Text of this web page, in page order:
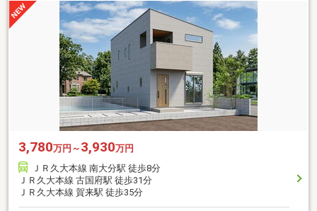
3,780万円～ 3,930万円
ＪＲ久大本線 南大分駅 徒歩8分
ＪＲ久大本線 古国府駅 徒歩31分
ＪＲ久大本線 賀来駅 徒歩35分